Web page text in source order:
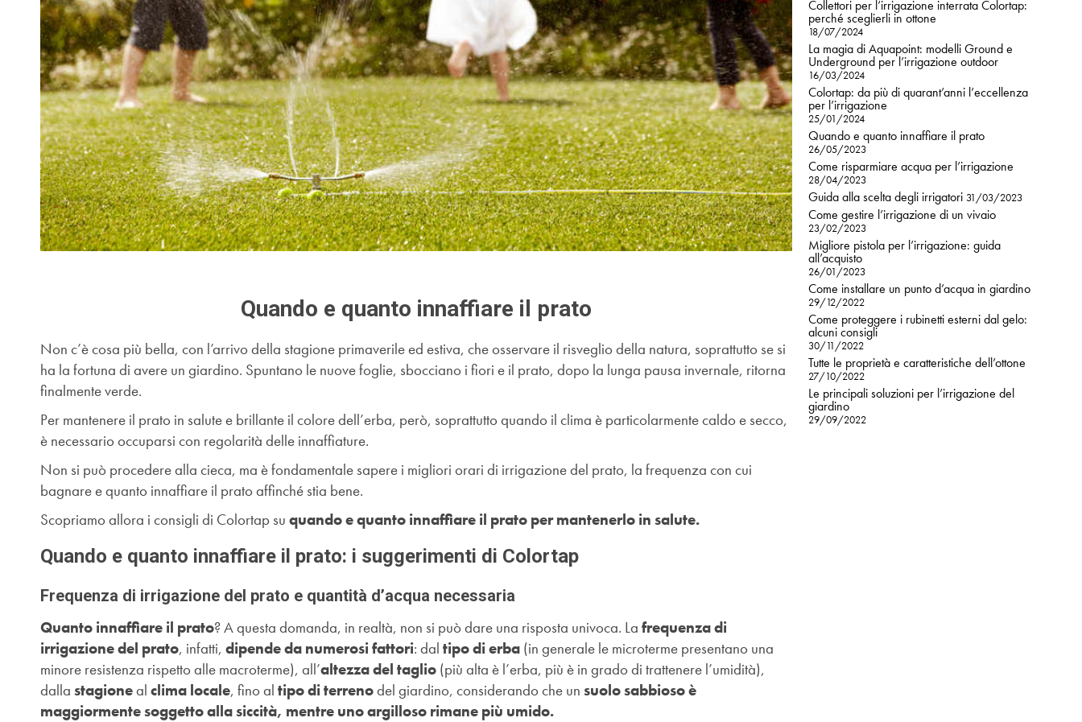
Quando e quanto innaffiare il prato
Non c’è cosa più bella, con l’arrivo della stagione primaverile ed estiva, che osservare il risveglio della natura, soprattutto se si
ha la fortuna di avere un giardino. Spuntano le nuove foglie, sbocciano i fiori e il prato, dopo la lunga pausa invernale, ritorna
finalmente verde.
Per mantenere il prato in salute e brillante il colore dell’erba, però, soprattutto quando il clima è particolarmente caldo e secco,
è necessario occuparsi con regolarità delle innaffiature.
Non si può procedere alla cieca, ma è fondamentale sapere i migliori orari di irrigazione del prato, la frequenza con cui
bagnare e quanto innaffiare il prato affinché stia bene.
Scopriamo allora i consigli di Colortap su quando e quanto innaffiare il prato per mantenerlo in salute.
Quando e quanto innaffiare il prato: i suggerimenti di Colortap
Frequenza di irrigazione del prato e quantità d’acqua necessaria
Quanto innaffiare il prato? A questa domanda, in realtà, non si può dare una risposta univoca. La frequenza di
irrigazione del prato, infatti, dipende da numerosi fattori: dal tipo di erba (in generale le microterme presentano una
minore resistenza rispetto alle macroterme), all’altezza del taglio (più alta è l’erba, più è in grado di trattenere l’umidità),
dalla stagioneal clima locale, fino al tipo di terrenodel giardino, considerando che un suolo sabbioso è
maggiormente soggetto alla siccità, mentre uno argilloso rimane più umido.
Collettori per l’irrigazione interrata Colortap:
perché sceglierli in ottone
18/07/2024
La magia di Aquapoint: modelli Ground e
Underground per l’irrigazione outdoor
16/03/2024
Colortap: da più di quarant’anni l’eccellenza
per l’irrigazione
25/01/2024
Quando e quanto innaffiare il prato
26/05/2023
Come risparmiare acqua per l’irrigazione
28/04/2023
Guida alla scelta degli irrigatori 31/03/2023
Come gestire l’irrigazione di un vivaio
23/02/2023
Migliore pistola per l’irrigazione: guida
all’acquisto
26/01/2023
Come installare un punto d’acqua in giardino
29/12/2022
Come proteggere i rubinetti esterni dal gelo:
alcuni consigli
30/11/2022
Tutte le proprietà e caratteristiche dell’ottone
27/10/2022
Le principali soluzioni per l’irrigazione del
giardino
29/09/2022